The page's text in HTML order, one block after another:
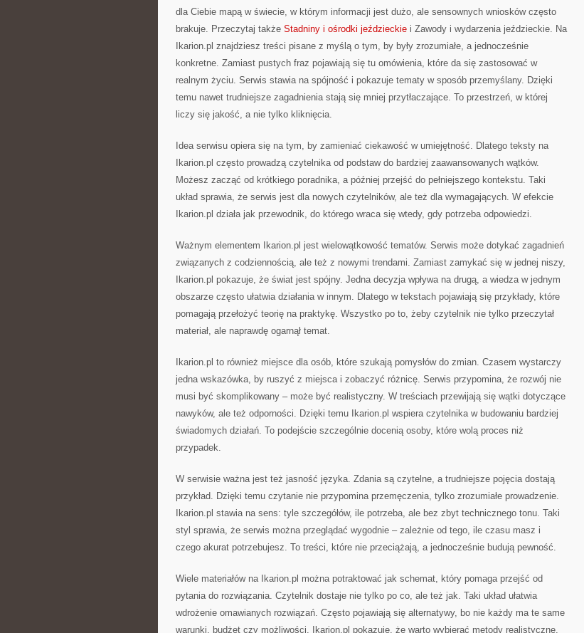
dla Ciebie mapą w świecie, w którym informacji jest dużo, ale sensownych wniosków często
brakuje. Przeczytaj także Stadniny i ośrodki jeździeckie i Zawody i wydarzenia jeździeckie. Na
Ikarion.pl znajdziesz treści pisane z myślą o tym, by były zrozumiałe, a jednocześnie
konkretne. Zamiast pustych fraz pojawiają się tu omówienia, które da się zastosować w
realnym życiu. Serwis stawia na spójność i pokazuje tematy w sposób przemyślany. Dzięki
temu nawet trudniejsze zagadnienia stają się mniej przytłaczające. To przestrzeń, w której
liczy się jakość, a nie tylko kliknięcia.
Idea serwisu opiera się na tym, by zamieniać ciekawość w umiejętność. Dlatego teksty na
Ikarion.pl często prowadzą czytelnika od podstaw do bardziej zaawansowanych wątków.
Możesz zacząć od krótkiego poradnika, a później przejść do pełniejszego kontekstu. Taki
układ sprawia, że serwis jest dla nowych czytelników, ale też dla wymagających. W efekcie
Ikarion.pl działa jak przewodnik, do którego wraca się wtedy, gdy potrzeba odpowiedzi.
Ważnym elementem Ikarion.pl jest wielowątkowość tematów. Serwis może dotykać zagadnień
związanych z codziennością, ale też z nowymi trendami. Zamiast zamykać się w jednej niszy,
Ikarion.pl pokazuje, że świat jest spójny. Jedna decyzja wpływa na drugą, a wiedza w jednym
obszarze często ułatwia działania w innym. Dlatego w tekstach pojawiają się przykłady, które
pomagają przełożyć teorię na praktykę. Wszystko po to, żeby czytelnik nie tylko przeczytał
materiał, ale naprawdę ogarnął temat.
Ikarion.pl to również miejsce dla osób, które szukają pomysłów do zmian. Czasem wystarczy
jedna wskazówka, by ruszyć z miejsca i zobaczyć różnicę. Serwis przypomina, że rozwój nie
musi być skomplikowany – może być realistyczny. W treściach przewijają się wątki dotyczące
nawyków, ale też odporności. Dzięki temu Ikarion.pl wspiera czytelnika w budowaniu bardziej
świadomych działań. To podejście szczególnie docenią osoby, które wolą proces niż
przypadek.
W serwisie ważna jest też jasność języka. Zdania są czytelne, a trudniejsze pojęcia dostają
przykład. Dzięki temu czytanie nie przypomina przemęczenia, tylko zrozumiałe prowadzenie.
Ikarion.pl stawia na sens: tyle szczegółów, ile potrzeba, ale bez zbyt technicznego tonu. Taki
styl sprawia, że serwis można przeglądać wygodnie – zależnie od tego, ile czasu masz i
czego akurat potrzebujesz. To treści, które nie przeciążają, a jednocześnie budują pewność.
Wiele materiałów na Ikarion.pl można potraktować jak schemat, który pomaga przejść od
pytania do rozwiązania. Czytelnik dostaje nie tylko po co, ale też jak. Taki układ ułatwia
wdrożenie omawianych rozwiązań. Często pojawiają się alternatywy, bo nie każdy ma te same
warunki, budżet czy możliwości. Ikarion.pl pokazuje, że warto wybierać metody realistyczne,